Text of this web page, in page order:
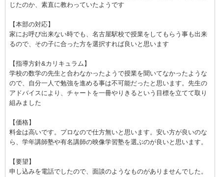
じたのか、素直に教わっていたようです
【本部の対応】
家にお呼び出来ない時でも、名古屋駅校で授業をしてもらう事も出来
るので、その子に合った方を選択すれば良いと思います
【指導方針&カリキュラム】
学校の数学の先生と合わなかったようで授業を聞いてなかったような
ので、自分一人で勉強を進める事は不可能だったと思います。先生の
アドバイスにより、チャートを一冊やりきるという目標を立てて取り
組みました
【価格】
料金は高いです。プロなので仕方無いと思います。安い方が良いのな
ら、学年講師塾や有名講師の映像学習塾を選ぶのが良いと思います。
【要望】
申し込みを電話でしたので、面談のようなものがありませんでした。